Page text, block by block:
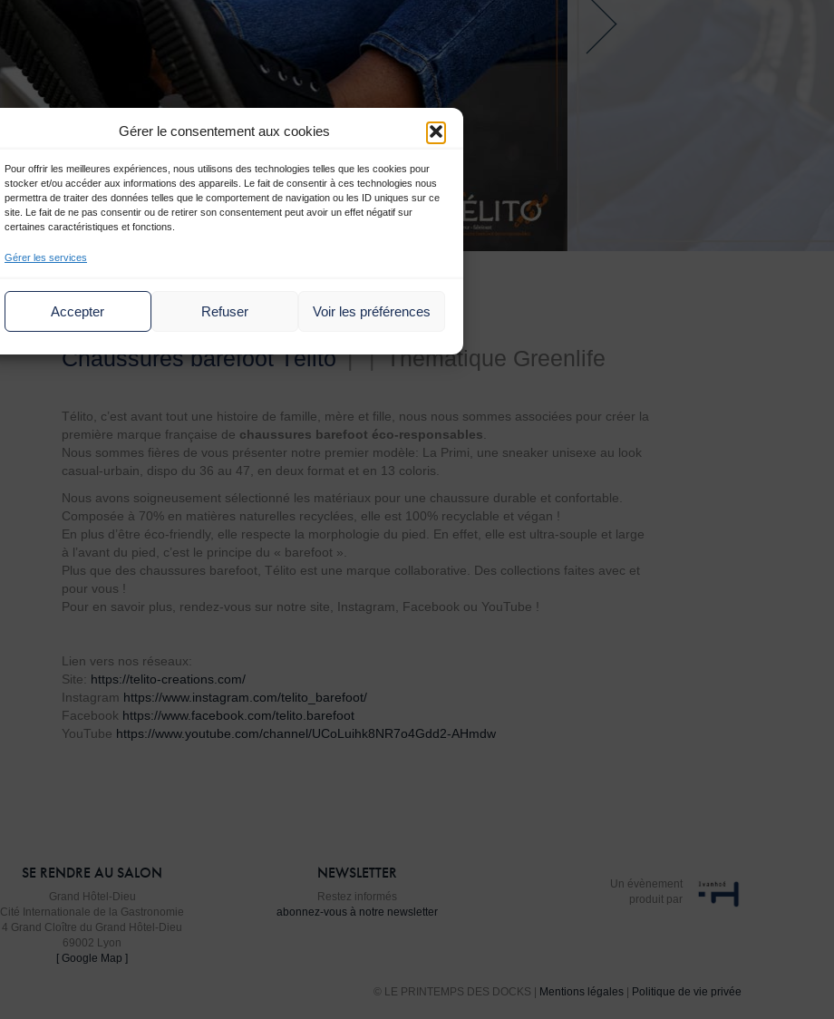
Gérer le consentement aux cookies
Pour offrir les meilleures expériences, nous utilisons des technologies telles que les cookies pour
stocker et/ou accéder aux informations des appareils. Le fait de consentir à ces technologies nous
permettra de traiter des données telles que le comportement de navigation ou les ID uniques sur ce
site. Le fait de ne pas consentir ou de retirer son consentement peut avoir un effet négatif sur
certaines caractéristiques et fonctions.
Gérer les services
Accepter Refuser Voir les préférences
Chaussures barefoot Télito| |Thématique Greenlife
Télito, c’est avant tout une histoire de famille, mère et fille, nous nous sommes associées pour créer la
première marque française de chaussures barefoot éco-responsables
Nous sommes fières de vous présenter notre premier modèle: La Primi, une sneaker unisexe au look
casual-urbain, dispo du 36 au 47, en deux format et en 13 coloris.
Nous avons soigneusement sélectionné les matériaux pour une chaussure durable et confortable.
Composée à 70% en matières naturelles recyclées, elle est 100% recyclable et végan !
En plus d’être éco-friendly, elle respecte la morphologie du pied. En effet, elle est ultra-souple et large
à l’avant du pied, c’est le principe du « barefoot ».
Plus que des chaussures barefoot, Télito est une marque collaborative. Des collections faites avec et
pour vous !
Pour en savoir plus, rendez-vous sur notre site, Instagram, Facebook ou YouTube !
Lien vers nos réseaux:
Site: https://telito-creations.com/
Instagram https://www. instagram.com/telito_barefoot/
Facebook https://www.facebook. com/telito.barefoot
YouTube https://www.youtube. com/channel/UCoLuihk8NR7o4Gdd2-AHmdw
SE RENDRE AU SALON
Grand Hôtel-Dieu
Cité Internationale de la Gastronomie
4 Grand Cloître du Grand Hôtel-Dieu
69002 Lyon
[ Google Map ]
NEWSLETTER
Restez informés
abonnez-vous à notre newsletter
Un évènement
produit par
© LE PRINTEMPS DES DOCKS | Mentions légales Politique de vie privée